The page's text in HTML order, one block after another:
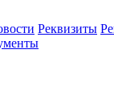
Реквизиты